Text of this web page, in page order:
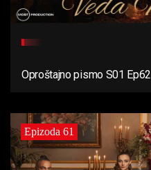
Oproštajno pismo S01 Ep62
Epizoda 61